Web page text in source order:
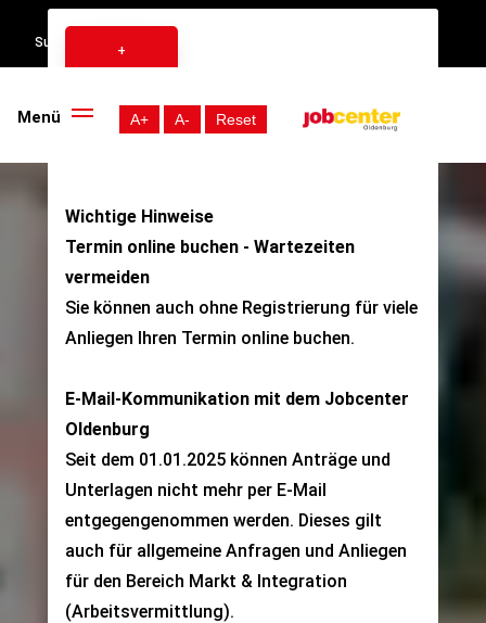
Suche:
Menü A+ A- Reset
+
Wichtige Hinweise
Termin online buchen - Wartezeiten
vermeiden
Sie können auch ohne Registrierung für viele
Anliegen Ihren Termin online buchen.
E-Mail-Kommunikation mit dem Jobcenter
Oldenburg
Seit dem 01.01.2025 können Anträge und
Unterlagen nicht mehr per E-Mail
entgegengenommen werden. Dieses gilt
auch für allgemeine Anfragen und Anliegen
für den Bereich Markt & Integration
(Arbeitsvermittlung).